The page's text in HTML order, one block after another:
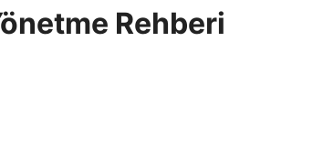
Rehberi